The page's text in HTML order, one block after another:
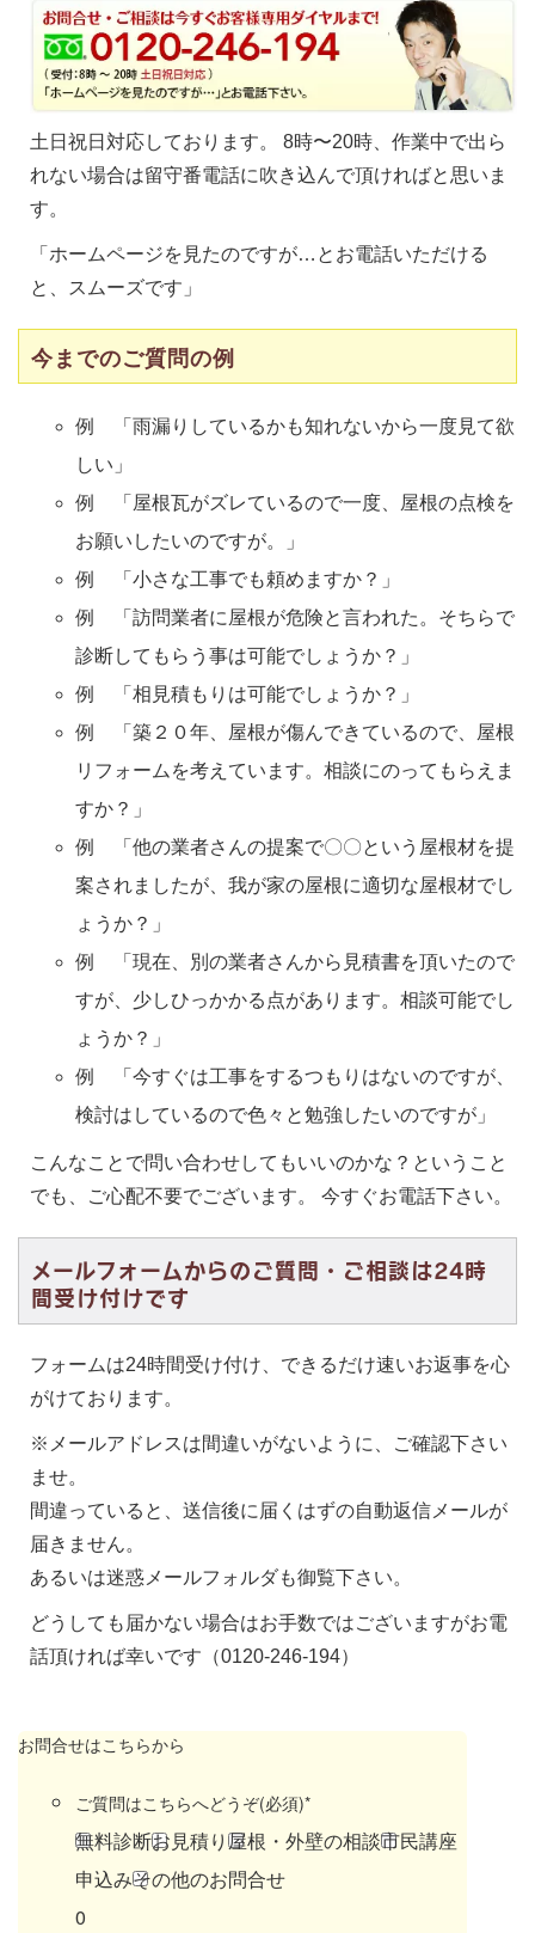
土日祝日対応しております。 8時〜20時、作業中で出ら
れない場合は留守番電話に吹き込んで頂ければと思いま
す。
「ホームページを見たのですが…とお電話いただける
と、スムーズです」
今までのご質問の例
例 「雨漏りしているかも知れないから一度見て欲
しい」
例 「屋根瓦がズレているので一度、屋根の点検を
お願いしたいのですが。」
例 「小さな工事でも頼めますか？」
例 「訪問業者に屋根が危険と言われた。そちらで
診断してもらう事は可能でしょうか？」
例 「相見積もりは可能でしょうか？」
例 「築２０年、屋根が傷んできているので、屋根
リフォームを考えています。相談にのってもらえま
すか？」
例 「他の業者さんの提案で〇〇という屋根材を提
案されましたが、我が家の屋根に適切な屋根材でし
ょうか？」
例 「現在、別の業者さんから見積書を頂いたので
すが、少しひっかかる点があります。相談可能でし
ょうか？」
例 「今すぐは工事をするつもりはないのですが、
検討はしているので色々と勉強したいのですが」
こんなことで問い合わせしてもいいのかな？ということ
でも、ご心配不要でございます。 今すぐお電話下さい。
メールフォームからのご質問・ご相談は24時
間受け付けです
フォームは24時間受け付け、できるだけ速いお返事を心
がけております。
※メールアドレスは間違いがないように、ご確認下さい
ませ。
間違っていると、送信後に届くはずの自動返信メールが
届きません。
あるいは迷惑メールフォルダも御覧下さい。
どうしても届かない場合はお手数ではございますがお電
話頂ければ幸いです（0120-246-194）
お問合せはこちらから
ご質問はこちらへどうぞ(必須)*
無料診断お見積り屋根・外壁の相談市民講座
申込みその他のお問合せ
0